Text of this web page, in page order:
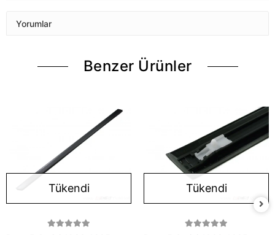
Yorumlar
Benzer Ürünler
Tükendi Tükendi